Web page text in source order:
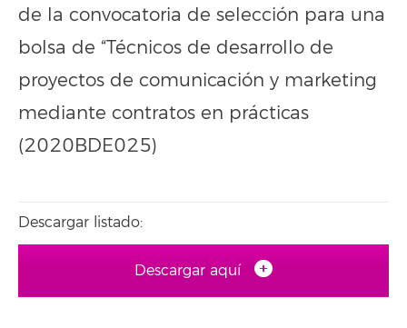
de la convocatoria de selección para una
bolsa de “Técnicos de desarrollo de
proyectos de comunicación y marketing
mediante contratos en prácticas
(2020BDE025)
Descargar listado:
Descargar aquí